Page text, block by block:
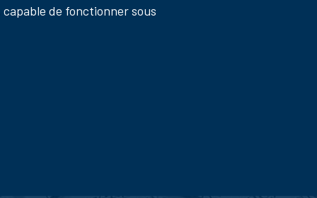
capable de fonctionner sous